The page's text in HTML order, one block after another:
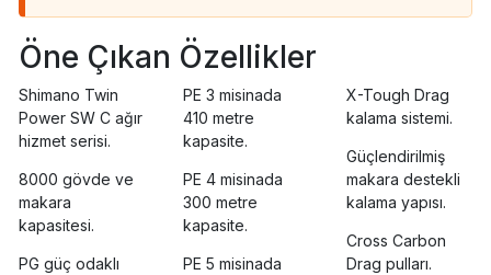
Öne Çıkan Özellikler
Shimano Twin
Power SW C ağır
hizmet serisi.
8000 gövde ve
makara
kapasitesi.
PG güç odaklı
PE 3 misinada
410 metre
kapasite.
PE 4 misinada
300 metre
kapasite.
PE 5 misinada
X-Tough Drag
kalama sistemi.
Güçlendirilmiş
makara destekli
kalama yapısı.
Cross Carbon
Drag pulları.